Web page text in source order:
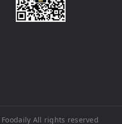
Foodaily All rights reserved